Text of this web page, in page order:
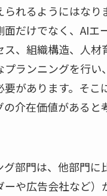
られるようにはなり
面だけでなく、AIエ
ス、組織構造、人材
プランニングを行い
要があります。そこ
介在価値があると
グ部門は、他部門に
ーや広告会社など）